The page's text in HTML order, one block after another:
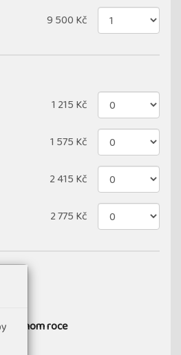
9 500 Kč
1 215 Kč
1 575 Kč
2 415 Kč
2 775 Kč
v jednom roce